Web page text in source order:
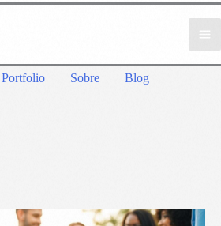
Portfolio Sobre
Blog